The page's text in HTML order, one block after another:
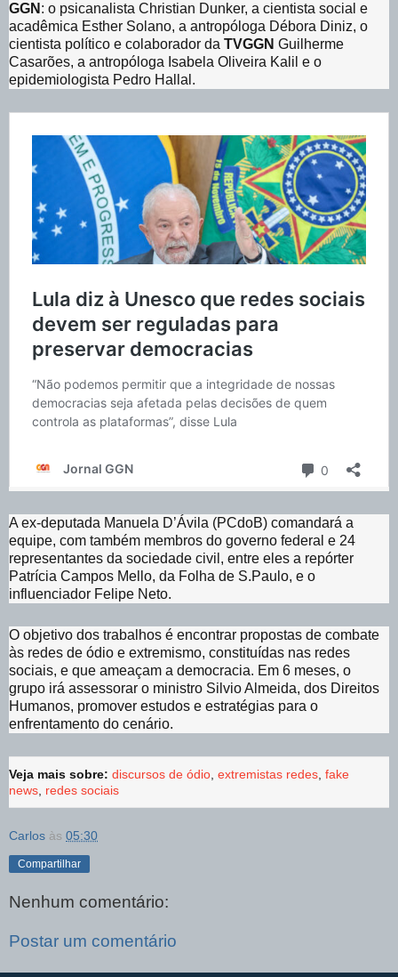
GGN : o psicanalista Christian Dunker, a cientista social e
acadêmica Esther Solano, a antropóloga Débora Diniz, o
cientista político e colaborador da TVGGN Guilherme
Casarões, a antropóloga Isabela Oliveira Kalil e o
epidemiologista Pedro Hallal.
A ex-deputada Manuela D’Ávila (PCdoB) comandará a
equipe, com também membros do governo federal e 24
representantes da sociedade civil, entre eles a repórter
Patrícia Campos Mello, da Folha de S.Paulo, e o
influenciador Felipe Neto.
O objetivo dos trabalhos é encontrar propostas de combate
às redes de ódio e extremismo, constituídas nas redes
sociais, e que ameaçam a democracia. Em 6 meses, o
grupo irá assessorar o ministro Silvio Almeida, dos Direitos
Humanos, promover estudos e estratégias para o
enfrentamento do cenário.
Veja mais sobre: discursos de ódio, extremistas redes, fake
news, redes sociais
Carlos às 05:30
Compartilhar
Nenhum comentário:
Postar um comentário